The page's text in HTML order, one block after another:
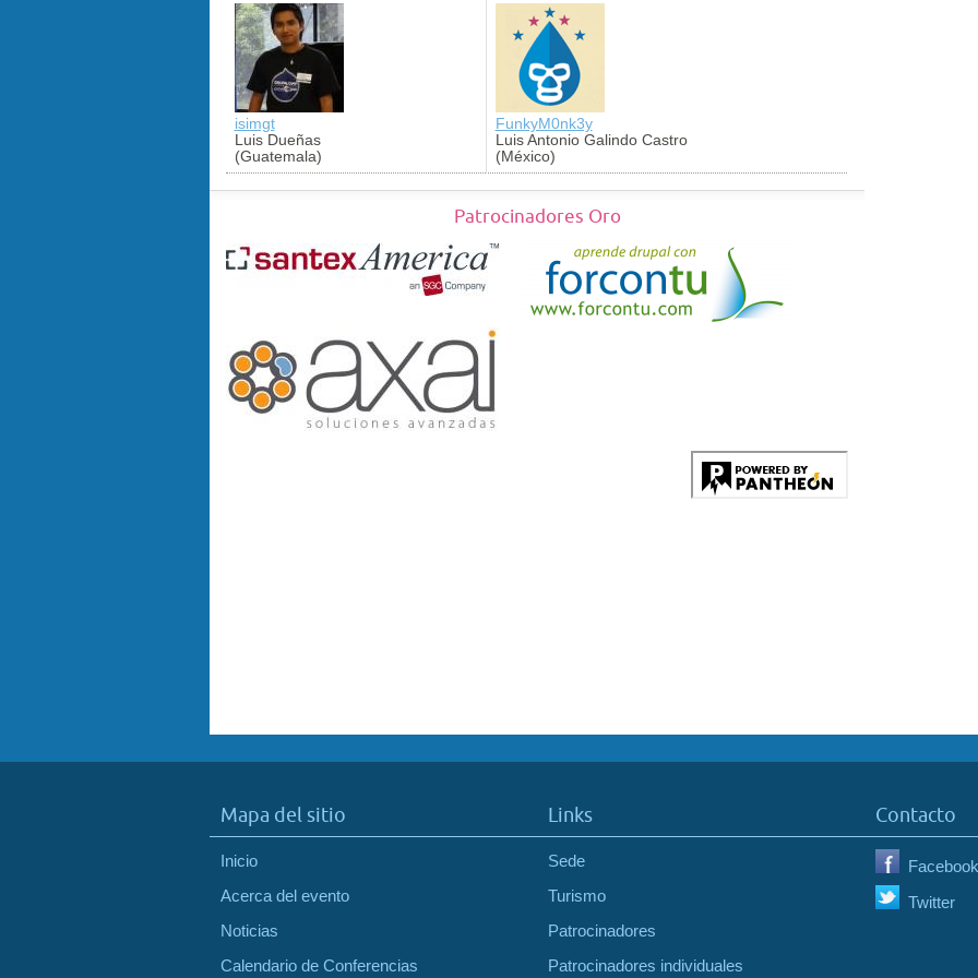
isimgt
Luis Dueñas
(Guatemala)
FunkyM0nk3y
Luis Antonio Galindo Castro
(México)
Patrocinadores Oro
Mapa del sitio
Inicio
Acerca del evento
Noticias
Calendario de Conferencias
Links
Sede
Turismo
Patrocinadores
Patrocinadores individuales
Contacto
Facebook
Twitter